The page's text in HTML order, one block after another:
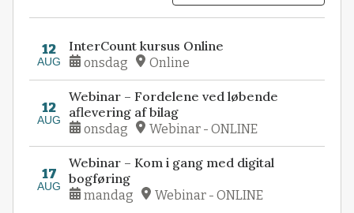
12
AUG
InterCount kursus Online
onsdag Online
12
AUG
Webinar – Fordelene ved løbende
aflevering af bilag
onsdag Webinar - ONLINE
17
AUG
Webinar – Kom i gang med digital
bogføring
mandag Webinar - ONLINE